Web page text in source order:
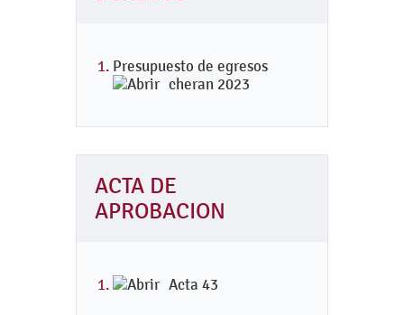
Presupuesto de egresos
cheran 2023
ACTA DE
APROBACION
Acta 43